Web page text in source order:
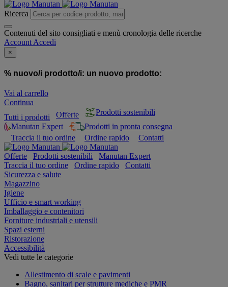
Ricerca
Contenuti del sito consigliati e menù cronologia delle ricerche
Account Accedi
×
% nuovo/i prodotto/i: un nuovo prodotto:
Vai al carrello
Continua
Tutti i prodotti
Offerte
Prodotti sostenibili
Manutan Expert
Prodotti in pronta consegna
Traccia il tuo ordine
Ordine rapido Contatti
Offerte Prodotti sostenibili
Manutan Expert
Traccia il tuo ordine
Ordine rapido
Contatti
Sicurezza e salute
Magazzino
Igiene
Ufficio e smart working
Imballaggio e contenitori
Forniture industriali e utensili
Spazi esterni
Ristorazione
Accessibilità
Vedi tutte le categorie
Allestimento di scale e pavimenti
Bagno, sanitari per strutture mediche e PMR